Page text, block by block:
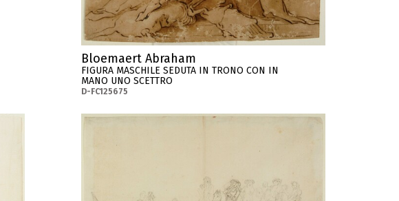
Bloemaert Abraham
FIGURA MASCHILE SEDUTA IN TRONO CON IN
MANO UNO SCETTRO
D-FC125675